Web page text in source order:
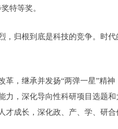
特等奖。
归根到底是科技的竞争。时
，继承并发扬“两弹一星”精
，深化导向性科研项目选题
成长，深化政、产、学、研合